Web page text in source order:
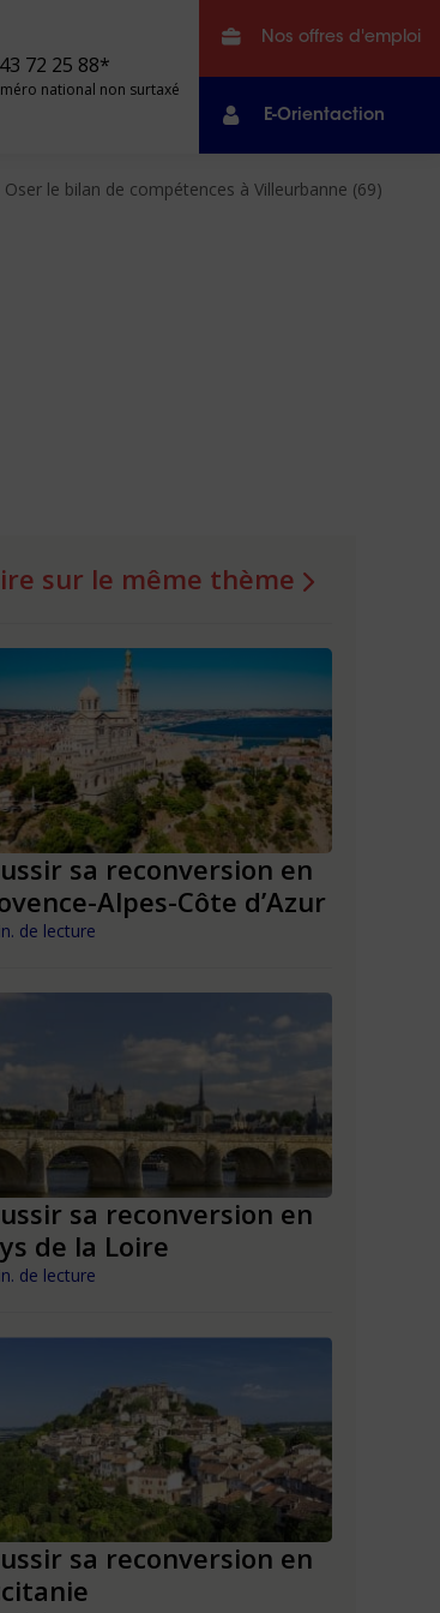
72 25 88*
national non surtaxé
Nos offres d'emploi
E-Orientaction
Oser le bilan de compétences à Villeurbanne (69)
sur le même thème
sa reconversion en
Alpes-Côte d’Azur
de lecture
sa reconversion en
de la Loire
de lecture
sa reconversion en